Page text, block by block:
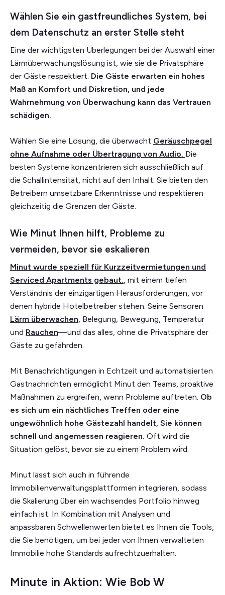
Wählen Sie ein gastfreundliches System, bei
dem Datenschutz an erster Stelle steht
Eine der wichtigsten Überlegungen bei der Auswahl einer
Lärmüberwachungslösung ist, wie sie die Privatsphäre
der Gäste respektiert. Die Gäste erwarten ein hohes
Maß an Komfort und Diskretion, und jede
Wahrnehmung von Überwachung kann das Vertrauen
schädigen.
Wählen Sie eine Lösung, die überwacht Geräuschpegel
ohne Aufnahme oder Übertragung von Audio. Die
besten Systeme konzentrieren sich ausschließlich auf
die Schallintensität, nicht auf den Inhalt. Sie bieten den
Betreibern umsetzbare Erkenntnisse und respektieren
gleichzeitig die Grenzen der Gäste.
Wie Minut Ihnen hilft, Probleme zu
vermeiden, bevor sie eskalieren
Minut wurde speziell für Kurzzeitvermietungen und
Serviced Apartments gebaut., mit einem tiefen
Verständnis der einzigartigen Herausforderungen, vor
denen hybride Hotelbetreiber stehen. Seine Sensoren
Lärm überwachen, Belegung, Bewegung, Temperatur
und Rauchen—und das alles, ohne die Privatsphäre der
Gäste zu gefährden.
Mit Benachrichtigungen in Echtzeit und automatisierten
Gastnachrichten ermöglicht Minut den Teams, proaktive
Maßnahmen zu ergreifen, wenn Probleme auftreten. Ob
es sich um ein nächtliches Treffen oder eine
ungewöhnlich hohe Gästezahl handelt, Sie können
schnell und angemessen reagieren. Oft wird die
Situation gelöst, bevor sie zu einem Problem wird.
Minut lässt sich auch in führende
Immobilienverwaltungsplattformen integrieren, sodass
die Skalierung über ein wachsendes Portfolio hinweg
einfach ist. In Kombination mit Analysen und
anpassbaren Schwellenwerten bietet es Ihnen die Tools,
die Sie benötigen, um bei jeder von Ihnen verwalteten
Immobilie hohe Standards aufrechtzuerhalten.
Minute in Aktion: Wie Bob W